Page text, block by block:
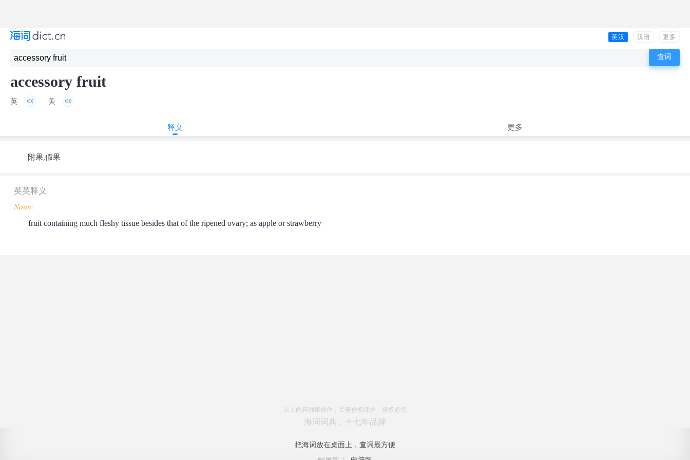
英汉 汉语 更多
accessory fruit
英 美
释义 更多
附果,假果
英英释义
Noun:
fruit containing much fleshy tissue besides that of the ripened ovary; as apple or strawberry
以上内容独家创作，受著作权保护，侵权必究
海词词典，十七年品牌
把海词放在桌面上，查词最方便